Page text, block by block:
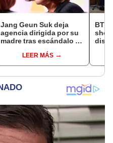
Jang Geun Suk deja
agencia dirigida por su
madre tras escándalo de
LEER MÁS
BTS